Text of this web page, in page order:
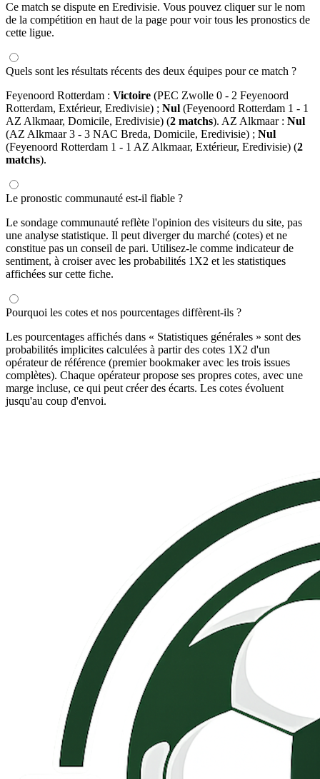
Ce match se dispute en Eredivisie. Vous pouvez cliquer sur le nom
de la compétition en haut de la page pour voir tous les pronostics de
cette ligue.
Quels sont les résultats récents des deux équipes pour ce match ?
Feyenoord Rotterdam : Victoire (PEC Zwolle 0 - 2 Feyenoord
Rotterdam, Extérieur, Eredivisie) ; Nul (Feyenoord Rotterdam 1 - 1
AZ Alkmaar, Domicile, Eredivisie) (2 matchs). AZ Alkmaar : Nul
(AZ Alkmaar 3 - 3 NAC Breda, Domicile, Eredivisie) ; Nul
(Feyenoord Rotterdam 1 - 1 AZ Alkmaar, Extérieur, Eredivisie) (2
matchs).
Le pronostic communauté est-il fiable ?
Le sondage communauté reflète l'opinion des visiteurs du site, pas
une analyse statistique. Il peut diverger du marché (cotes) et ne
constitue pas un conseil de pari. Utilisez-le comme indicateur de
sentiment, à croiser avec les probabilités 1X2 et les statistiques
affichées sur cette fiche.
Pourquoi les cotes et nos pourcentages diffèrent-ils ?
Les pourcentages affichés dans « Statistiques générales » sont des
probabilités implicites calculées à partir des cotes 1X2 d'un
opérateur de référence (premier bookmaker avec les trois issues
complètes). Chaque opérateur propose ses propres cotes, avec une
marge incluse, ce qui peut créer des écarts. Les cotes évoluent
jusqu'au coup d'envoi.